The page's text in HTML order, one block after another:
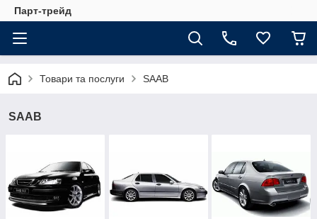
Парт-трейд
Товари та послуги SAAB
SAAB